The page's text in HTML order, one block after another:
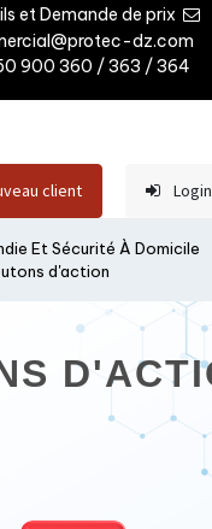
et Demande de prix
dz.com
900 360 / 363 / 364
client Login
Et Sécurité À Domicile
d'action